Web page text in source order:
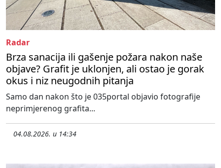
Radar
Brza sanacija ili gašenje požara nakon naše
objave? Grafit je uklonjen, ali ostao je gorak
okus i niz neugodnih pitanja
Samo dan nakon što je 035portal objavio fotografije
neprimjerenog grafita...
04.08.2026. u 14:34